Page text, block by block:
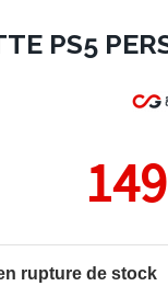
PS5
rupture de stock